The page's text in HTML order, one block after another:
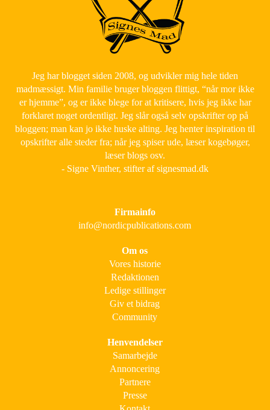
Jeg har blogget siden 2008, og udvikler mig hele tiden
madmæssigt. Min familie bruger bloggen flittigt, “når mor ikke
er hjemme”, og er ikke blege for at kritisere, hvis jeg ikke har
forklaret noget ordentligt. Jeg slår også selv opskrifter op på
bloggen; man kan jo ikke huske alting. Jeg henter inspiration til
opskrifter alle steder fra; når jeg spiser ude, læser kogebøger,
læser blogs osv.
- Signe Vinther, stifter af signesmad.dk
Firmainfo
info@nordicpublications.com
Om os
Vores historie
Redaktionen
Ledige stillinger
Giv et bidrag
Community
Henvendelser
Samarbejde
Annoncering
Partnere
Presse